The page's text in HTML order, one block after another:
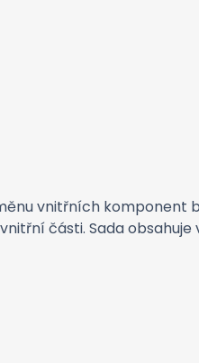
vnitřních komponent
části. Sada